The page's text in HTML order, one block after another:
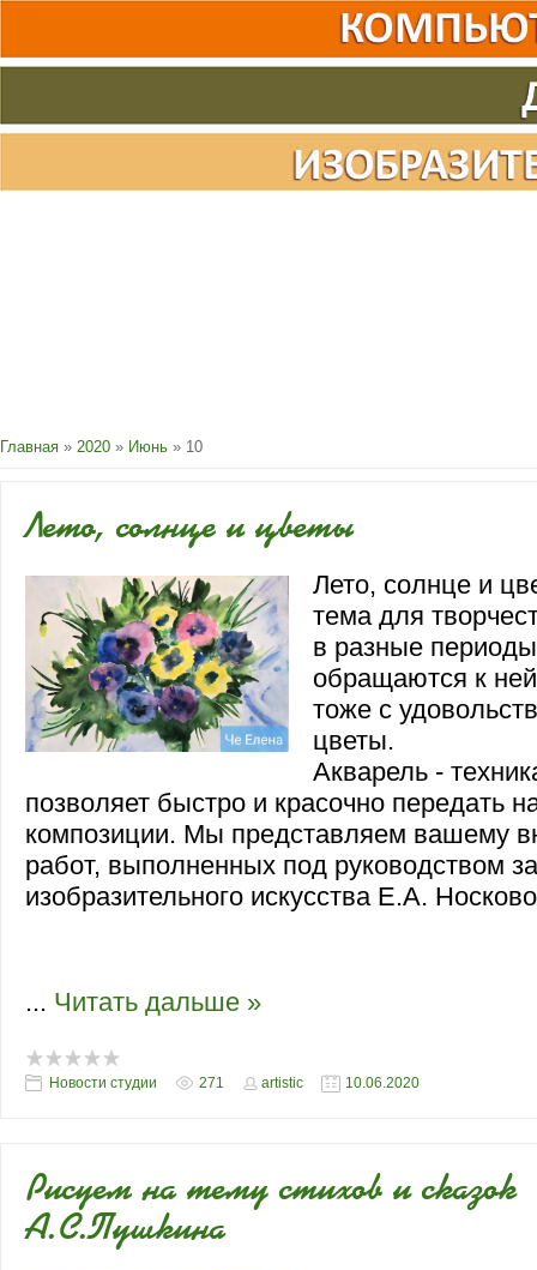
Главная » 2020 » Июнь » 10
Лето, солнце и цветы
Лето, солнце и
тема для
в разные
обращаются к
тоже с
цветы.
Акварель -
позволяет быстро и красочно передать
композиции. Мы представляем вашему
работ, выполненных под руководством
изобразительного искусства Е.А.
... Читать дальше »
Новости студии 271 artistic 10.06.2020
Рисуем на тему стихов и сказок
А.С.Пушкина